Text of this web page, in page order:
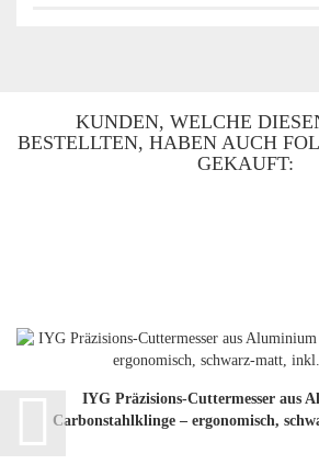
KUNDEN, WELCHE
BESTELLTEN, HABEN AUCH
GEKAUFT:
IYG Präzisions-Cuttermesser aus
Carbonstahlklinge – ergonomisch,